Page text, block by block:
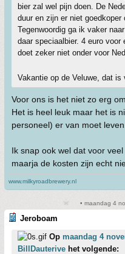
bier zal wel pijn doen. De
duur en zijn er niet goedkoper
Tegenwoordig ga ik vaker
daar speciaalbier. 4 euro
doet zeker niet onder voor
Vakantie op de Veluwe, dat
Voor ons is het niet zo erg
Het is heel leuk maar het is
personeel) er van moet leven.
Ik snap ook wel dat voor
maarja de kosten zijn echt
www.milkyroadbrewery.nl
• maandag 4
Jeroboam
Op maandag 4
BillDauterive het volgende: